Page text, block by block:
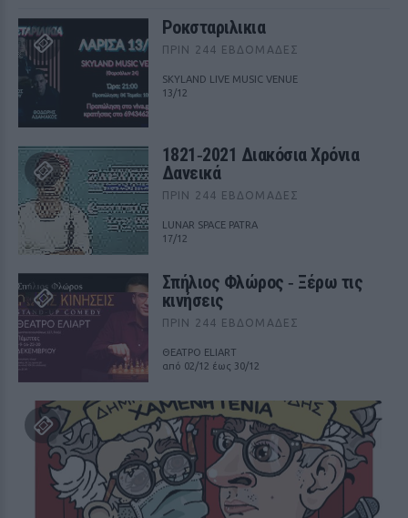
Ροκσταριλικια
ΠΡΙΝ 244 ΕΒΔΟΜΆΔΕΣ
SKYLAND LIVE MUSIC VENUE
13/12
1821‑2021 Διακόσια Χρόνια
Δανεικά
ΠΡΙΝ 244 ΕΒΔΟΜΆΔΕΣ
LUNAR SPACE PATRA
17/12
Σπήλιος Φλώρος ‑ Ξέρω τις
κινήσεις
ΠΡΙΝ 244 ΕΒΔΟΜΆΔΕΣ
ΘΕΑΤΡΟ ELIART
από 02/12 έως 30/12